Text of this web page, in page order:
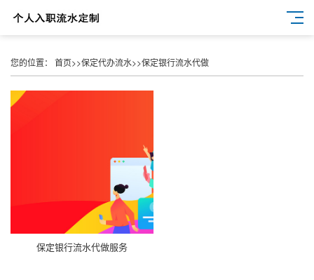
您的位置： 首页>>保定代办流水>>保定银行流水代做
保定银行流水代做服务